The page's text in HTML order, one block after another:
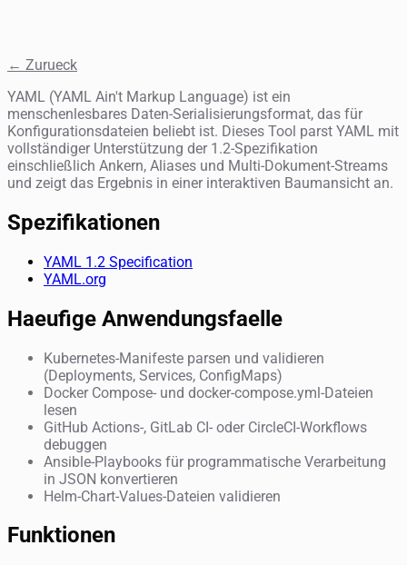
← Zurueck
YAML (YAML Ain't Markup Language) ist ein
menschenlesbares Daten-Serialisierungsformat, das für
Konfigurationsdateien beliebt ist. Dieses Tool parst YAML mit
vollständiger Unterstützung der 1.2-Spezifikation
einschließlich Ankern, Aliases und Multi-Dokument-Streams
und zeigt das Ergebnis in einer interaktiven Baumansicht an.
Spezifikationen
YAML 1.2 Specification
YAML.org
Haeufige Anwendungsfaelle
Kubernetes-Manifeste parsen und validieren
(Deployments, Services, ConfigMaps)
Docker Compose- und docker-compose.yml-Dateien
lesen
GitHub Actions-, GitLab CI- oder CircleCI-Workflows
debuggen
Ansible-Playbooks für programmatische Verarbeitung
in JSON konvertieren
Helm-Chart-Values-Dateien validieren
Funktionen